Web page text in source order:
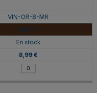
VIN-OR-B-MR
Marrón
En stock
8,99 €